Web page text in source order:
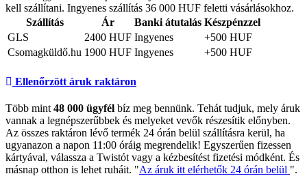
kell szállítani. Ingyenes szállítás 36 000 HUF feletti vásárlásokhoz.
Szállítás
Ár Banki átutalás Készpénzzel
GLS
2400 HUF Ingyenes
+500 HUF
Csomagküldő.hu 1900 HUF Ingyenes +500 HUF
Ellenőrzött áruk raktáron
Több mint 48 000 ügyfél bíz meg bennünk. Tehát tudjuk, mely áruk
vannak a legnépszerűbbek és melyeket vevők részesítik előnyben.
Az összes raktáron lévő termék 24 órán belül szállításra kerül, ha
ugyanazon a napon 11:00 óráig megrendelik! Egyszerűen fizessen
kártyával, válassza a Twistót vagy a kézbesítést fizetési módként. És
másnap otthon is lehet ruháit. "Az áruk itt elérhetők 24 órán belül ".